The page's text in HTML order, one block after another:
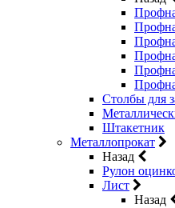
Столбы для
Штакетник
Металлопрокат
Назад
Рулон
Лист
Назад